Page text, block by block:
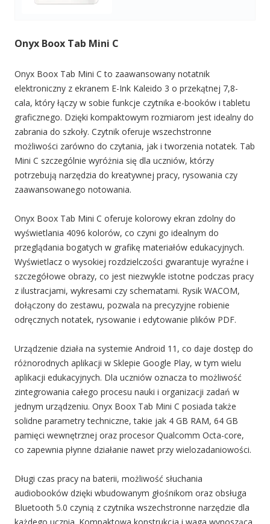
Onyx Boox Tab Mini C
Onyx Boox Tab Mini C to zaawansowany notatnik
elektroniczny z ekranem E-Ink Kaleido 3 o przekątnej 7,8-
cala, który łączy w sobie funkcje czytnika e-booków i tabletu
graficznego. Dzięki kompaktowym rozmiarom jest idealny do
zabrania do szkoły. Czytnik oferuje wszechstronne
możliwości zarówno do czytania, jak i tworzenia notatek. Tab
Mini C szczególnie wyróżnia się dla uczniów, którzy
potrzebują narzędzia do kreatywnej pracy, rysowania czy
zaawansowanego notowania.
Onyx Boox Tab Mini C oferuje kolorowy ekran zdolny do
wyświetlania 4096 kolorów, co czyni go idealnym do
przeglądania bogatych w grafikę materiałów edukacyjnych.
Wyświetlacz o wysokiej rozdzielczości gwarantuje wyraźne i
szczegółowe obrazy, co jest niezwykle istotne podczas pracy
z ilustracjami, wykresami czy schematami. Rysik WACOM,
dołączony do zestawu, pozwala na precyzyjne robienie
odręcznych notatek, rysowanie i edytowanie plików PDF.
Urządzenie działa na systemie Android 11, co daje dostęp do
różnorodnych aplikacji w Sklepie Google Play, w tym wielu
aplikacji edukacyjnych. Dla uczniów oznacza to możliwość
zintegrowania całego procesu nauki i organizacji zadań w
jednym urządzeniu. Onyx Boox Tab Mini C posiada także
solidne parametry techniczne, takie jak 4 GB RAM, 64 GB
pamięci wewnętrznej oraz procesor Qualcomm Octa-core,
co zapewnia płynne działanie nawet przy wielozadaniowości.
Długi czas pracy na baterii, możliwość słuchania
audiobooków dzięki wbudowanym głośnikom oraz obsługa
Bluetooth 5.0 czynią z czytnika wszechstronne narzędzie dla